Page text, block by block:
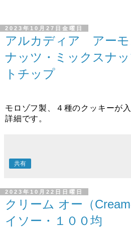
2023年10月27日金曜日
アルカディア アーモ
ナッツ・ミックスナ
トチップ
モロゾフ製、４種のクッキーが
詳細です。
共有
2023年10月22日日曜日
クリーム オー（
イソー・１００均